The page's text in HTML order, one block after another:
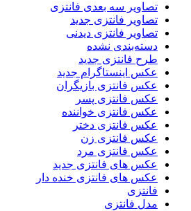
تصاویر سه بعدی فانتزی
تصاویر فانتزی جدید
تصاویر فانتزی دیدنی
دسته‌بندی نشده
طرح فانتزی جدید
عکس اینستاگرام جدید
عکس فانتزی بازیگران
عکس فانتزی پسر
عکس فانتزی خواننده
عکس فانتزی دختر
عکس فانتزی زن
عکس فانتزی مرد
عکس های فانتزی جدید
عکس های فانتزی خنده دار
فانتزی
مدل فانتزی